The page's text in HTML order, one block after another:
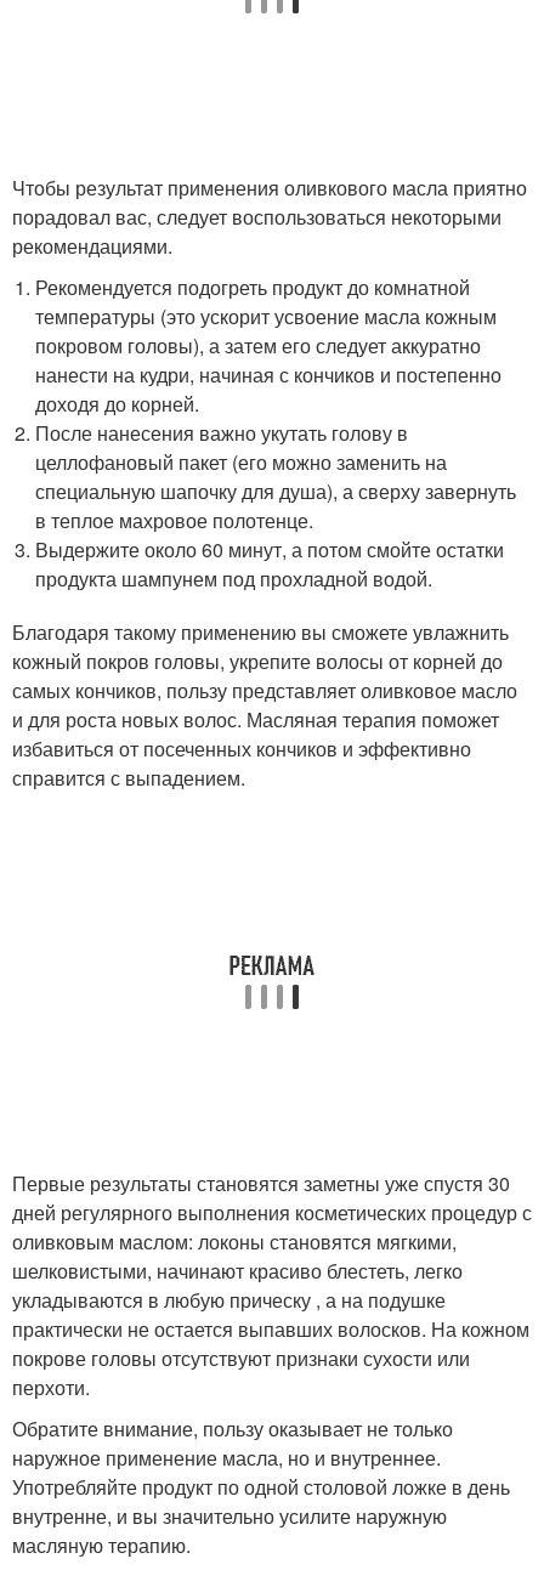
Чтобы результат применения оливкового масла приятно
порадовал вас, следует воспользоваться некоторыми
рекомендациями.
Рекомендуется подогреть продукт до комнатной
температуры (это ускорит усвоение масла кожным
покровом головы), а затем его следует аккуратно
нанести на кудри, начиная с кончиков и постепенно
доходя до корней.
После нанесения важно укутать голову в
целлофановый пакет (его можно заменить на
специальную шапочку для душа), а сверху завернуть
в теплое махровое полотенце.
Выдержите около 60 минут, а потом смойте остатки
продукта шампунем под прохладной водой.
Благодаря такому применению вы сможете увлажнить
кожный покров головы, укрепите волосы от корней до
самых кончиков, пользу представляет оливковое масло
и для роста новых волос. Масляная терапия поможет
избавиться от посеченных кончиков и эффективно
справится с выпадением.
Первые результаты становятся заметны уже спустя 30
дней регулярного выполнения косметических процедур с
оливковым маслом: локоны становятся мягкими,
шелковистыми, начинают красиво блестеть, легко
укладываются в любую прическу , а на подушке
практически не остается выпавших волосков. На кожном
покрове головы отсутствуют признаки сухости или
перхоти.
Обратите внимание, пользу оказывает не только
наружное применение масла, но и внутреннее.
Употребляйте продукт по одной столовой ложке в день
внутренне, и вы значительно усилите наружную
масляную терапию.